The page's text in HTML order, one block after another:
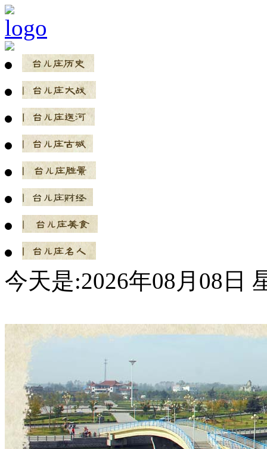
今天是:2026年08月08